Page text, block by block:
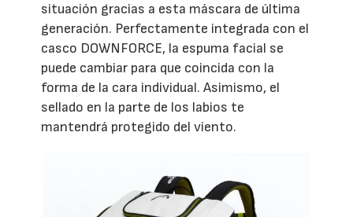
situación gracias a esta máscara de última
generación. Perfectamente integrada con el
casco DOWNFORCE, la espuma facial se
puede cambiar para que coincida con la
forma de la cara individual. Asimismo, el
sellado en la parte de los labios te
mantendrá protegido del viento.